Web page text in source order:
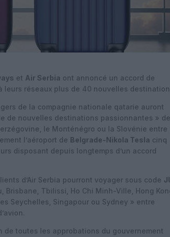
et Air Serbia ont annoncé un accord de
leurs réseaux plus de 40 nouvelles
de la compagnie nationale qatarie auront
de nouvelles destinations passionnantes »
le Monténégro ou la Slovénie entre
l’aéroport de Belgrade-Nikola Tesla cinq
disposant depuis longtemps d’un accord
d’Air Serbia pourront voyager sous code
Brisbane, Tbilissi, Ho Chi Minh-Ville, Hong
Seychelles, Singapour ou Sydney » entre
de toutes les approbations du gouvernement